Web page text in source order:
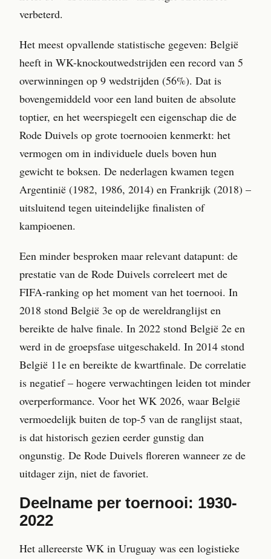
verbeterd.
Het meest opvallende statistische gegeven: België
heeft in WK-knockoutwedstrijden een record van 5
overwinningen op 9 wedstrijden (56%). Dat is
bovengemiddeld voor een land buiten de absolute
toptier, en het weerspiegelt een eigenschap die de
Rode Duivels op grote toernooien kenmerkt: het
vermogen om in individuele duels boven hun
gewicht te boksen. De nederlagen kwamen tegen
Argentinië (1982, 1986, 2014) en Frankrijk (2018) –
uitsluitend tegen uiteindelijke finalisten of
kampioenen.
Een minder besproken maar relevant datapunt: de
prestatie van de Rode Duivels correleert met de
FIFA-ranking op het moment van het toernooi. In
2018 stond België 3e op de wereldranglijst en
bereikte de halve finale. In 2022 stond België 2e en
werd in de groepsfase uitgeschakeld. In 2014 stond
België 11e en bereikte de kwartfinale. De correlatie
is negatief – hogere verwachtingen leiden tot minder
overperformance. Voor het WK 2026, waar België
vermoedelijk buiten de top-5 van de ranglijst staat,
is dat historisch gezien eerder gunstig dan
ongunstig. De Rode Duivels floreren wanneer ze de
uitdager zijn, niet de favoriet.
Deelname per toernooi: 1930-
2022
Het allereerste WK in Uruguay was een logistieke